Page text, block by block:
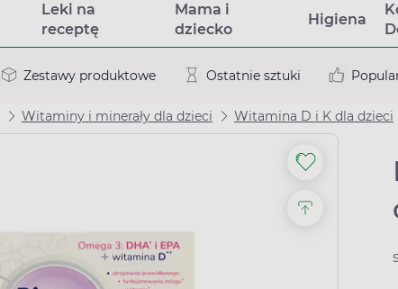
Leki na
receptę
Mama i
dziecko
Higiena
Zestawy produktowe Ostatnie sztuki
Witaminy i minerały dla dzieci Witamina D i K dla dzieci